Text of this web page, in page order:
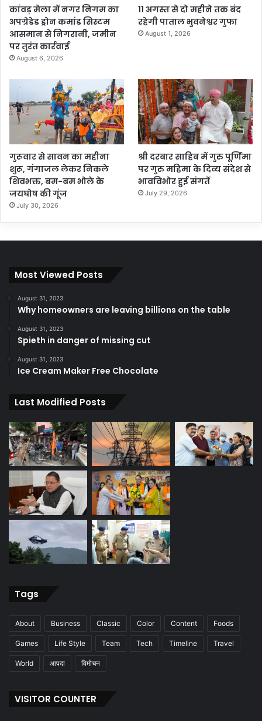
कांवड़ मेला में नगर निगम का
अपग्रेडेड ड्रोन कमांड सिस्टम
आसमान से निगरानी, जमीन
पर तुरंत कार्रवाई
August 6, 2026
11 अगस्त से दो महीने तक बंद
रहेगी पाताल भुवनेश्वर गुफा
August 1, 2026
गुरूवार से सावन का महीना
शुरू, गंगाजल लेकर निकले
शिवभक्त, बम-बम भोले के
जयघोष की गूंज
July 30, 2026
श्री दरबार साहिब में गुरु पूर्णिमा
पर गुरु महिमा के दिव्य संदेश से
भावविभोर हुई संगतें
July 29, 2026
Most Viewed Posts
August 31, 2023
Why homeowners are leaving billions on the table
August 31, 2023
Spieth in danger of missing cut
August 31, 2023
Ice Cream Maker Free Chocolate
Last Modified Posts
Tags
About Business Classic Color Content Foods
Games Life Style Team Tech Timeline Travel
World आपदा विमोचन
VISITOR COUNTER